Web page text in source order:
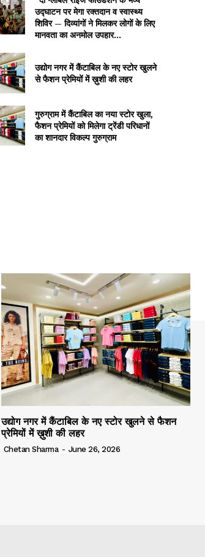
उद्घाटन पर मेगा रक्तदान व स्वास्थ्य
शिविर — दिव्यांगों ने मिलकर लोगों के लिए
मानवता का अनमोल उपहार...
उद्योग नगर में कैंटाबिल के नए स्टोर खुलने
से फैशन प्रेमियों में ख़ुशी की लहर
गुरुग्राम में कैंटाबिल का नया स्टोर खुला,
फैशन प्रेमियों को मिलेगा ट्रेंडी परिधानों
का शानदार विकल्प गुरुग्राम
उद्योग नगर में कैंटाबिल के नए स्टोर खुलने से फैशन
प्रेमियों में ख़ुशी की लहर
Chetan Sharma - June 26, 2026